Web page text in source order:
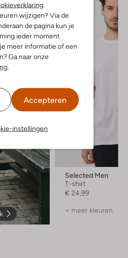
.
wijzigen? Via de
de pagina kun je
ieder moment
meer informatie of een
Ga naar onze
.
Accepteren
instellingen
Selected Men
T-shirt
€ 24,99
+ meer kleuren